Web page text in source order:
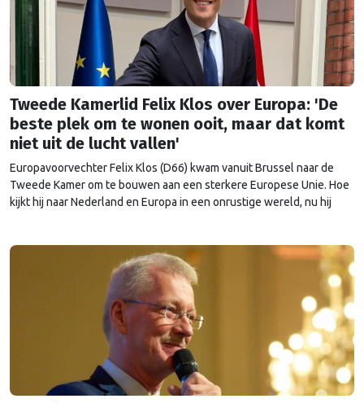
Tweede Kamerlid Felix Klos over Europa: 'De
beste plek om te wonen ooit, maar dat komt
niet uit de lucht vallen'
Europavoorvechter Felix Klos (D66) kwam vanuit Brussel naar de
Tweede Kamer om te bouwen aan een sterkere Europese Unie. Hoe
kijkt hij naar Nederland en Europa in een onrustige wereld, nu hij